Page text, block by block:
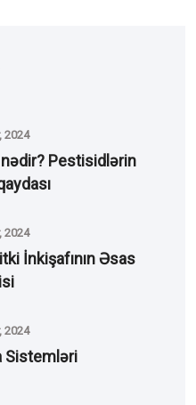
2024
Pestisidlərin
2024
İnkişafının Əsas
2024
Sistemləri